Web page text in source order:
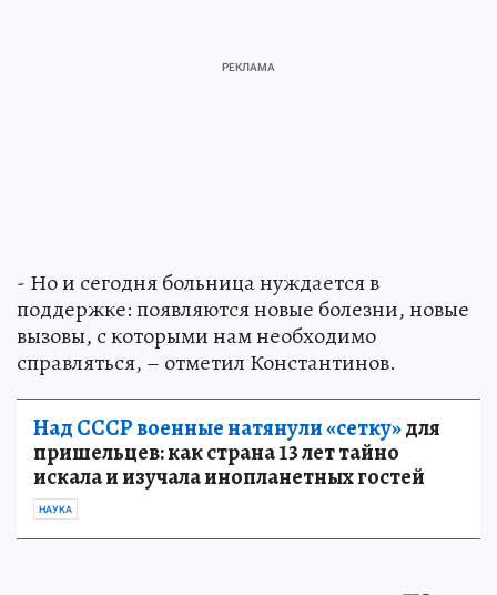
- Но и сегодня больница нуждается в
поддержке: появляются новые болезни, новые
вызовы, с которыми нам необходимо
справляться, – отметил Константинов.
Над СССР военные натянули «сетку»для
пришельцев: как страна 13 лет тайно
искала и изучала инопланетных гостей
НАУКА